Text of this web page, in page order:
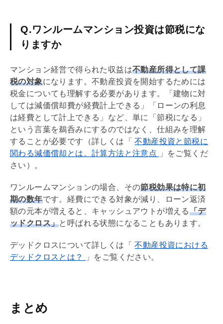
Q.ワンルームマンション投資は節税にな
りますか
マンション経営で得られた収益は不動産所得として課
税の対象になります。不動産投資を開始するためには
税金についても理解する必要があります。「建物に対
しては減価償却費が経費計上できる」「ローンの利息
は経費として計上できる」など、単に「節税になる」
という言葉を鵜呑みにするのではなく、仕組みを理解
することが必要です（詳しくは「不動産投資と節税に
関わる減価償却とは。計算方法と注意点
」をご覧くだ
さい）。
ワンルームマンションの場合、その節税効果は特に初
期の数年です。経費にできる対象が減り、ローン返済
額の元本が増えると、キャッシュアウトが増える「デ
ッドクロス」と呼ばれる状態になることもあります。
デッドクロス について詳しくは「不動産投資における
デッドクロスとは？
」をご覧ください。
まとめ